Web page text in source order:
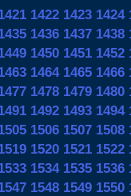
1422 1423 1424
1436 1437 1438
1450 1451 1452
1464 1465 1466
1478 1479 1480
1492 1493 1494
1506 1507 1508
1520 1521 1522
1534 1535 1536
1548 1549 1550